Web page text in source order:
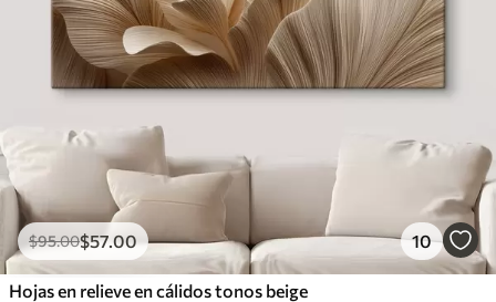
$95.00$57.00 10
Hojas en relieve en cálidos tonos beige